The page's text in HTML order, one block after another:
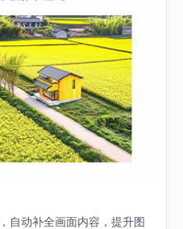
自动补全画面内容，提升图